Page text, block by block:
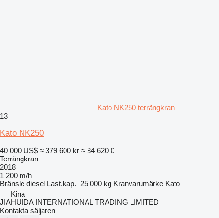
Kato NK250 terrängkran
13
Kato NK250
40 000 US$ ≈ 379 600 kr ≈ 34 620 €
Terrängkran
2018
1 200 m/h
Bränsle diesel Last.kap. 25 000 kg Kranvarumärke Kato
Kina
JIAHUIDA INTERNATIONAL TRADING LIMITED
Kontakta säljaren